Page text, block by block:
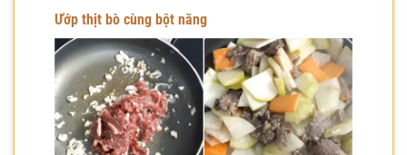
Ướp thịt bò cùng bột năng